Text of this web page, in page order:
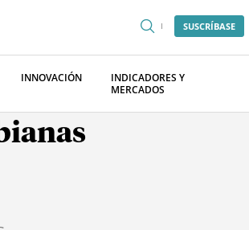
SUSCRÍBASE
INNOVACIÓN
INDICADORES Y
MERCADOS